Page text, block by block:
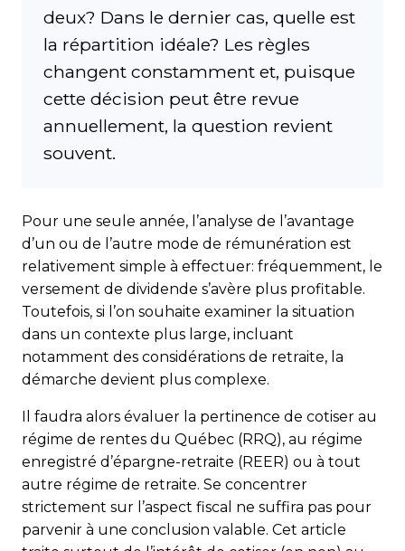
deux? Dans le dernier cas, quelle est
la répartition idéale? Les règles
changent constamment et, puisque
cette décision peut être revue
annuellement, la question revient
souvent.
Pour une seule année, l’analyse de l’avantage
d’un ou de l’autre mode de rémunération est
relativement simple à effectuer: fréquemment, le
versement de dividende s’avère plus profitable.
Toutefois, si l’on souhaite examiner la situation
dans un contexte plus large, incluant
notamment des considérations de retraite, la
démarche devient plus complexe.
Il faudra alors évaluer la pertinence de cotiser au
régime de rentes du Québec (RRQ), au régime
enregistré d’épargne-retraite (REER) ou à tout
autre régime de retraite. Se concentrer
strictement sur l’aspect fiscal ne suffira pas pour
parvenir à une conclusion valable. Cet article